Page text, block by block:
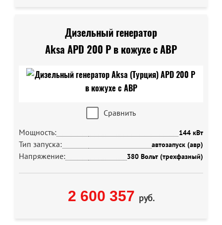
Дизельный генератор
Aksa APD 200 P в кожухе с АВР
Сравнить
Мощность:
144 кВт
Тип запуска: автозапуск (авр)
Напряжение: 380 Вольт (трехфазный)
2 600 357 руб.